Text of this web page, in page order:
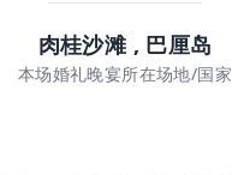
肉桂沙滩 , 巴厘岛
本场婚礼晚宴所在场地/国家